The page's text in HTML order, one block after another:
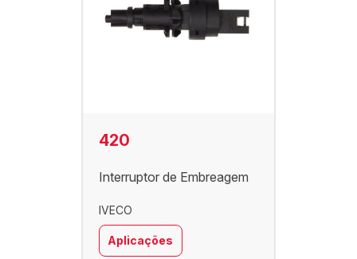
420
Interruptor de Embreagem
IVECO
Aplicações